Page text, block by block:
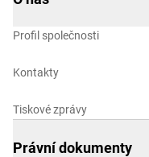
Profil společnosti
Kontakty
Tiskové zprávy
Právní dokumenty